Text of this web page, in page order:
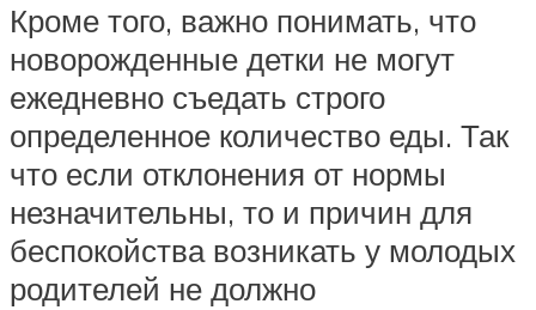
Кроме того, важно понимать, что
новорожденные детки не могут
ежедневно съедать строго
определенное количество еды. Так
что если отклонения от нормы
незначительны, то и причин для
беспокойства возникать у молодых
родителей не должно